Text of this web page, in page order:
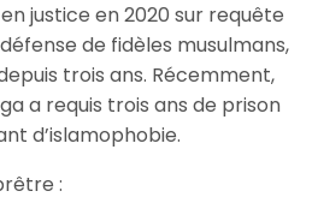
justice en 2020 sur requête
de fidèles musulmans,
trois ans. Récemment,
a requis trois ans de prison
d’islamophobie.
: